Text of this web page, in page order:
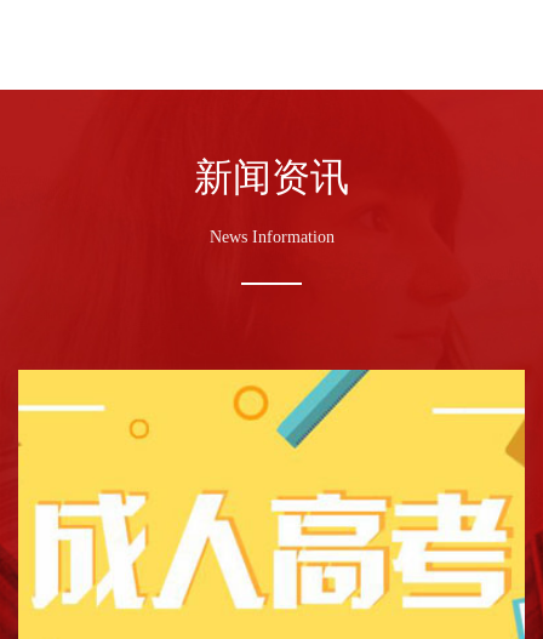
新闻资讯
News Information